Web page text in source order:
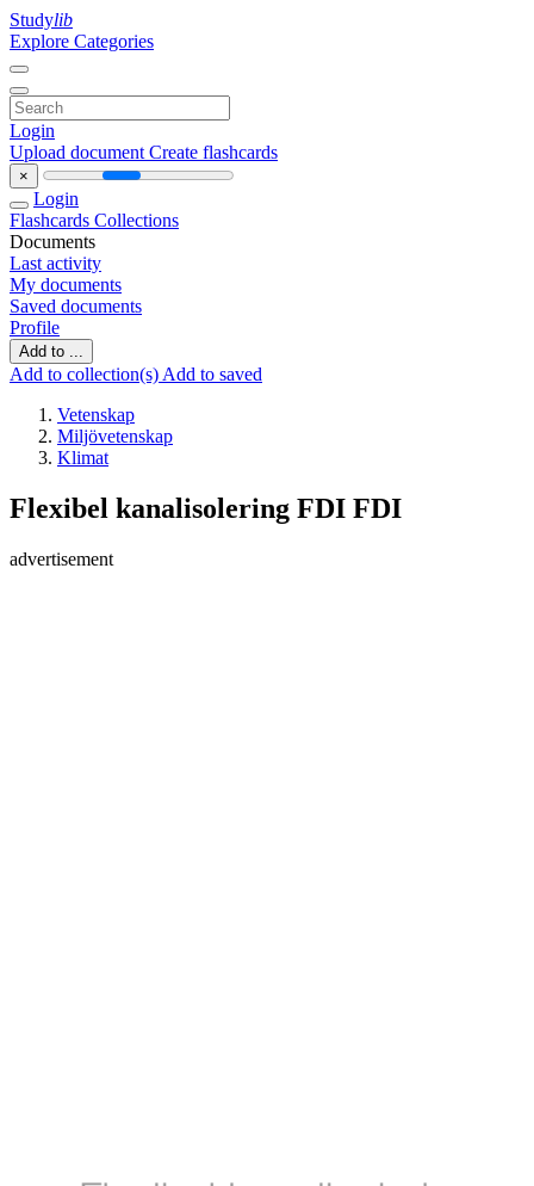
Studylib
Explore Categories
Login
Upload document Create flashcards
×
Login
Flashcards Collections
Documents
Last activity
My documents
Saved documents
Profile
Add to ...
Add to collection(s) Add to saved
Vetenskap
Miljövetenskap
Klimat
Flexibel kanalisolering FDI FDI
advertisement